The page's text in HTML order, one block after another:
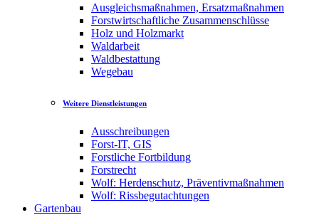
Ausgleichsmaßnahmen, Ersatzmaßnahmen
Forstwirtschaftliche Zusammenschlüsse
Holz und Holzmarkt
Waldarbeit
Waldbestattung
Wegebau
Weitere Dienstleistungen
Ausschreibungen
Forst-IT, GIS
Forstliche Fortbildung
Forstrecht
Wolf: Herdenschutz, Präventivmaßnahmen
Wolf: Rissbegutachtungen
Gartenbau